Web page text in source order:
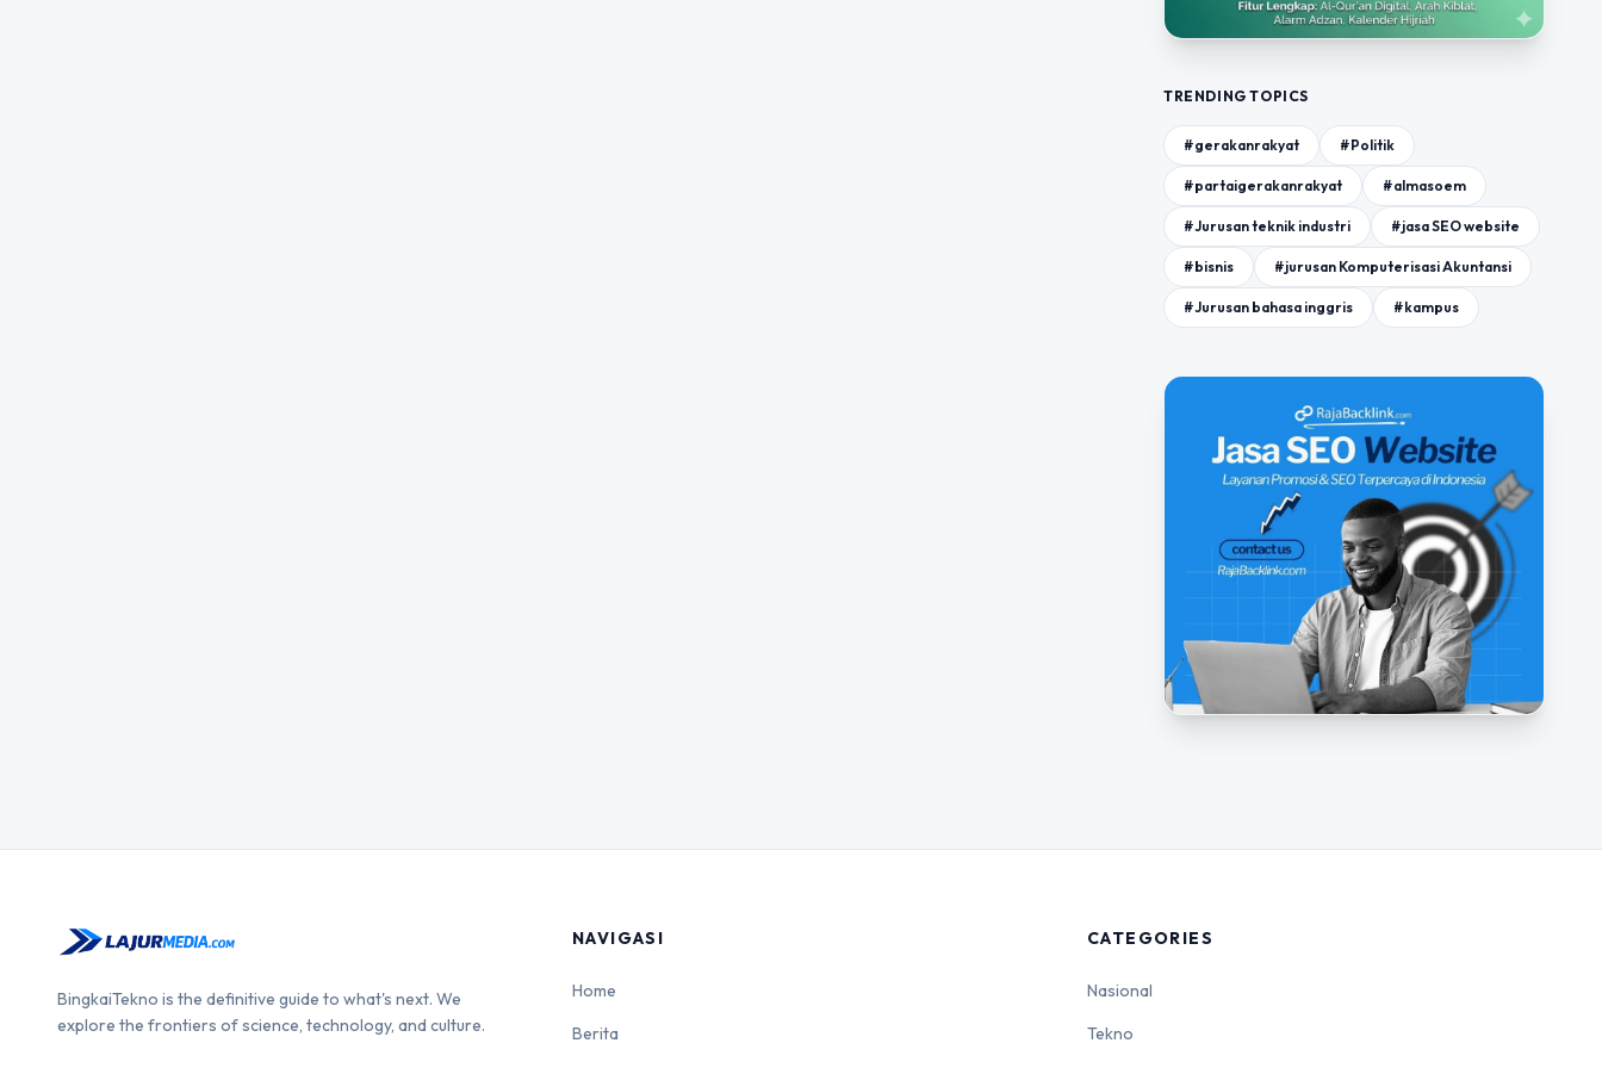
TRENDING TOPICS
#gerakanrakyat #Politik
#partaigerakanrakyat #almasoem
#Jurusan teknik industri #jasa SEO website
#bisnis #jurusan Komputerisasi Akuntansi
#Jurusan bahasa inggris #kampus
BingkaiTekno is the definitive guide to what's next. We
explore the frontiers of science, technology, and culture.
NAVIGASI
Home
Berita
CATEGORIES
Nasional
Tekno